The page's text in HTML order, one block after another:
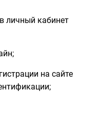
личный кабинет
на сайте